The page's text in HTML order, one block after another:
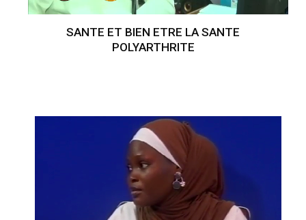
SANTE ET BIEN ETRE LA SANTE
POLYARTHRITE